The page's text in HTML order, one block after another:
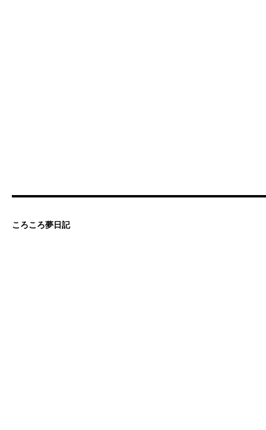
ころころ夢日記